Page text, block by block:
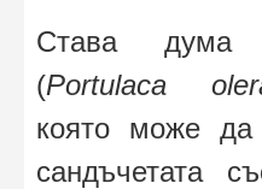
Става дума
(Portulaca
която може да
сандъчетата